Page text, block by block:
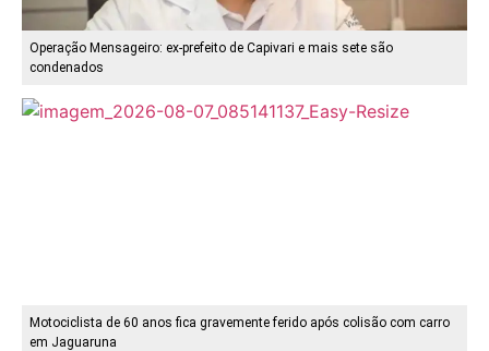
Operação Mensageiro: ex-prefeito de Capivari e mais sete são
condenados
Motociclista de 60 anos fica gravemente ferido após colisão com carro
em Jaguaruna